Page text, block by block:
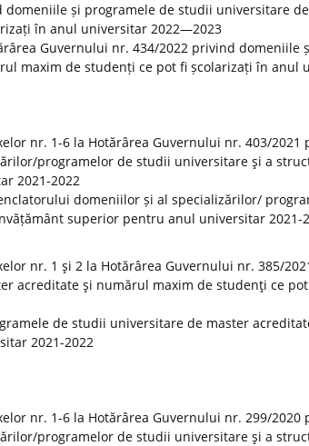
și programele de studii universitare
în anul universitar 2022—2023
Guvernului nr. 434/2022 privind domeniile
maxim de studenți ce pot fi școlarizați în anul
nr. 1-6 la Hotărârea Guvernului nr. 403/2021
programelor de studii universitare şi a
2021-2022
domeniilor și al specializărilor/
superior pentru anul universitar 2021-
nr. 1 şi 2 la Hotărârea Guvernului nr. 385/
acreditate şi numărul maxim de studenţi ce
de studii universitare de master
2021-2022
nr. 1-6 la Hotărârea Guvernului nr. 299/2020
programelor de studii universitare şi a